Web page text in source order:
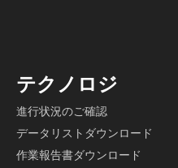
テクノロジ
進行状況のご確認
データリストダウンロード
作業報告書ダウンロード